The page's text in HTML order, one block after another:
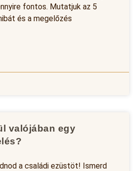
fontos. Mutatjuk az 5
és a megelőzés
valójában egy
a családi ezüstöt! Ismerd